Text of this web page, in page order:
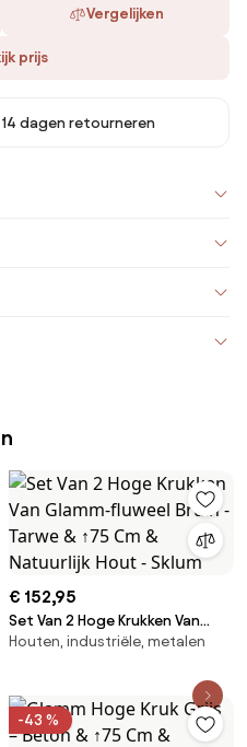
Vergelijken
prijs
dagen retourneren
€ 152,95
Set Van 2 Hoge Krukken Van
Glamm-fluweel Bruin - Tarwe &
Houten, industriële, metalen
-43 %